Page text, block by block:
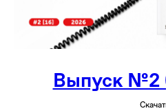
Выпуск №2